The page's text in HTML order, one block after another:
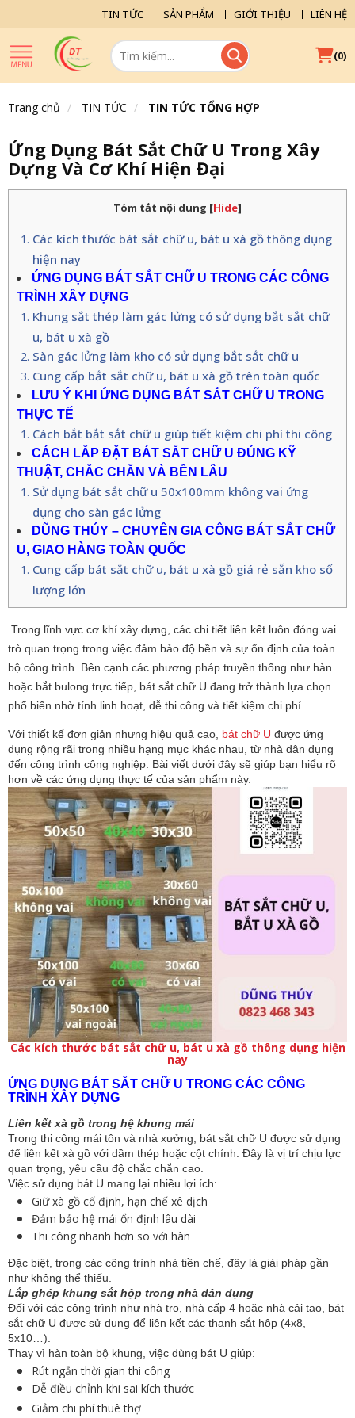
TIN TỨC SẢN PHẨM GIỚI THIỆU LIÊN HỆ
(0)
Trang chủ TIN TỨC TIN TỨC TỔNG HỢP
Ứng Dụng Bát Sắt Chữ U Trong Xây
Dựng Và Cơ Khí Hiện Đại
Tóm tắt nội dung [Hide]
Các kích thước bát sắt chữ u, bát u xà gồ thông dụng
hiện nay
ỨNG DỤNG BÁT SẮT CHỮ U TRONG CÁC CÔNG
TRÌNH XÂY DỰNG
Khung sắt thép làm gác lửng có sử dụng bắt sắt chữ
u, bát u xà gồ
Sàn gác lửng làm kho có sử dụng bắt sắt chữ u
Cung cấp bắt sắt chữ u, bát u xà gồ trên toàn quốc
LƯU Ý KHI ỨNG DỤNG BÁT SẮT CHỮ U TRONG
THỰC TẾ
Cách bắt bắt sắt chữ u giúp tiết kiệm chi phí thi công
CÁCH LẮP ĐẶT BÁT SẮT CHỮ U ĐÚNG KỸ
THUẬT, CHẮC CHẮN VÀ BỀN LÂU
Sử dụng bát sắt chữ u 50x100mm không vai ứng
dụng cho sàn gác lửng
DŨNG THÚY – CHUYÊN GIA CÔNG BÁT SẮT CHỮ
U, GIAO HÀNG TOÀN QUỐC
Cung cấp bát sắt chữ u, bát u xà gồ giá rẻ sẵn kho số
lượng lớn
Trong lĩnh vực cơ khí xây dựng, các chi tiết liên kết luôn đóng vai
trò quan trọng trong việc đảm bảo độ bền và sự ổn định của toàn
bộ công trình. Bên cạnh các phương pháp truyền thống như hàn
hoặc bắt bulong trực tiếp, bát sắt chữ U đang trở thành lựa chọn
phổ biến nhờ tính linh hoạt, dễ thi công và tiết kiệm chi phí.
Với thiết kế đơn giản nhưng hiệu quả cao, bát chữ U được ứng
dụng rộng rãi trong nhiều hạng mục khác nhau, từ nhà dân dụng
đến công trình công nghiệp. Bài viết dưới đây sẽ giúp bạn hiểu rõ
hơn về các ứng dụng thực tế của sản phẩm này.
Các kích thước bát sắt chữ u, bát u xà gồ thông dụng hiện
nay
ỨNG DỤNG BÁT SẮT CHỮ U TRONG CÁC CÔNG
TRÌNH XÂY DỰNG
Liên kết xà gồ trong hệ khung mái
Trong thi công mái tôn và nhà xưởng, bát sắt chữ U được sử dụng
để liên kết xà gồ với dầm thép hoặc cột chính. Đây là vị trí chịu lực
quan trọng, yêu cầu độ chắc chắn cao.
Việc sử dụng bát U mang lại nhiều lợi ích:
Giữ xà gồ cố định, hạn chế xê dịch
Đảm bảo hệ mái ổn định lâu dài
Thi công nhanh hơn so với hàn
Đặc biệt, trong các công trình nhà tiền chế, đây là giải pháp gần
như không thể thiếu.
Lắp ghép khung sắt hộp trong nhà dân dụng
Đối với các công trình như nhà trọ, nhà cấp 4 hoặc nhà cải tạo, bát
sắt chữ U được sử dụng để liên kết các thanh sắt hộp (4x8,
5x10…).
Thay vì hàn toàn bộ khung, việc dùng bát U giúp:
Rút ngắn thời gian thi công
Dễ điều chỉnh khi sai kích thước
Giảm chi phí thuê thợ